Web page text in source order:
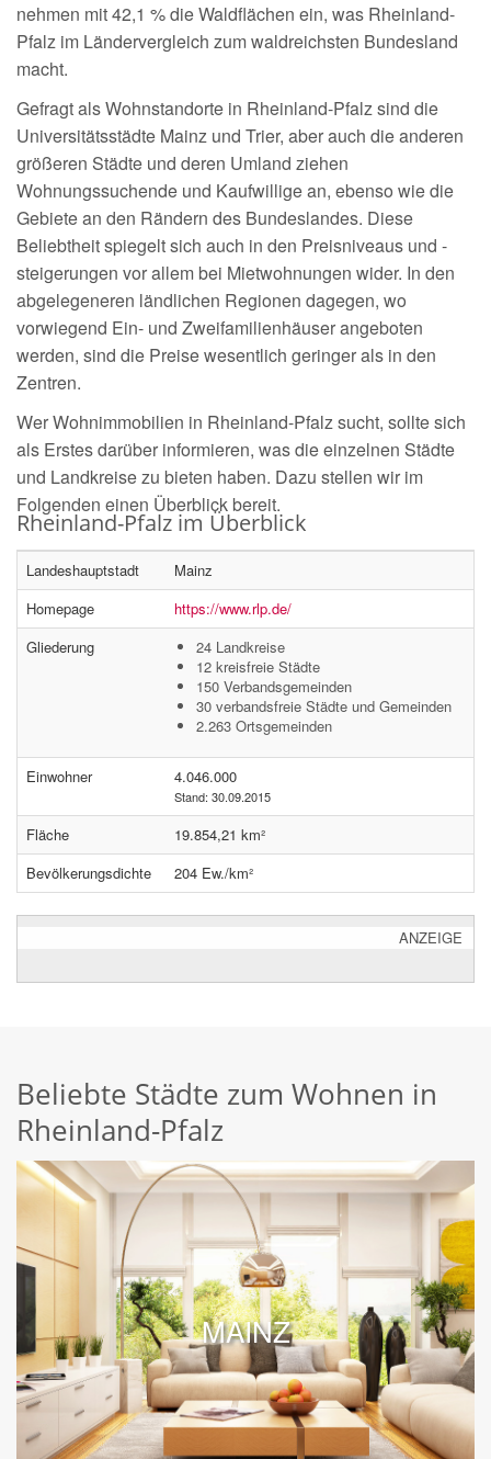
nehmen mit 42,1 % die Waldflächen ein, was Rheinland-
Pfalz im Ländervergleich zum waldreichsten Bundesland
macht.
Gefragt als Wohnstandorte in Rheinland-Pfalz sind die
Universitätsstädte Mainz und Trier, aber auch die anderen
größeren Städte und deren Umland ziehen
Wohnungssuchende und Kaufwillige an, ebenso wie die
Gebiete an den Rändern des Bundeslandes. Diese
Beliebtheit spiegelt sich auch in den Preisniveaus und -
steigerungen vor allem bei Mietwohnungen wider. In den
abgelegeneren ländlichen Regionen dagegen, wo
vorwiegend Ein- und Zweifamilienhäuser angeboten
werden, sind die Preise wesentlich geringer als in den
Zentren.
Wer Wohnimmobilien in Rheinland-Pfalz sucht, sollte sich
als Erstes darüber informieren, was die einzelnen Städte
und Landkreise zu bieten haben. Dazu stellen wir im
Folgenden einen Überblick bereit.
Rheinland-Pfalz im Überblick
Landeshauptstadt
Mainz
Homepage
https://www.rlp.de/
Gliederung
24 Landkreise
12 kreisfreie Städte
150 Verbandsgemeinden
30 verbandsfreie Städte und Gemeinden
2.263 Ortsgemeinden
Einwohner 4.046.000
Stand: 30.09.2015
Fläche
19.854,21 km²
Bevölkerungsdichte
204 Ew./km²
ANZEIGE
Beliebte Städte zum Wohnen in
Rheinland-Pfalz
MAINZ